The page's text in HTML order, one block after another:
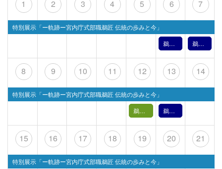
1
特別展示「ー軌跡ー宮内庁式部職鵜匠 伝統の歩みと今」
2 3 4 5 6
鵜飼文化の紹介【6月6日】（2026年）
7
鵜飼文化の紹介【6月7日】（2026年）
8
特別展示「ー軌跡ー宮内庁式部職鵜匠 伝統の歩みと今」
9 10 11 12
鵜飼バックヤードツアー【 6月12日(金) 】
13
鵜飼文化の紹介【6月13日】（2026年）
14
15
特別展示「ー軌跡ー宮内庁式部職鵜匠 伝統の歩みと今」
16 17 18 19 20 21